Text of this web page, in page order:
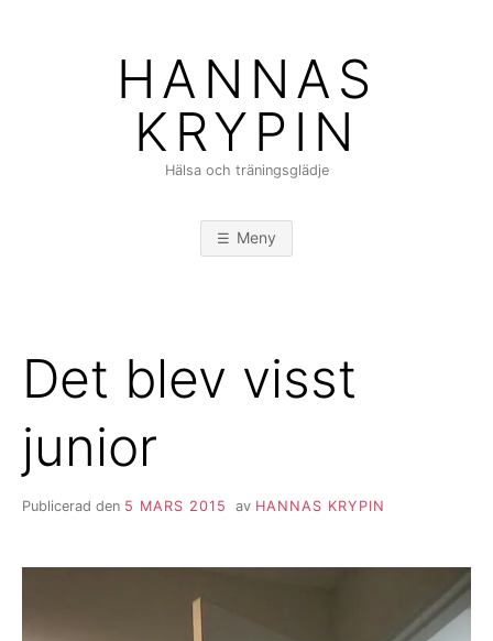
HANNAS
KRYPIN
Hälsa och träningsglädje
Meny
Det blev visst
junior
Publicerad den 5 MARS 2015 av HANNAS KRYPIN